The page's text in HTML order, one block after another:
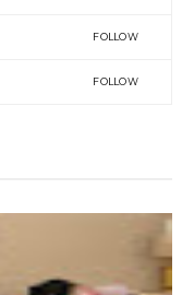
FOLLOW
FOLLOW